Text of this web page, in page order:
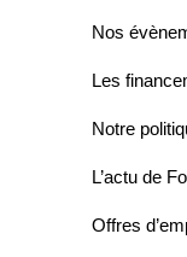
Nos
Les
Notre
L’actu de
Offres